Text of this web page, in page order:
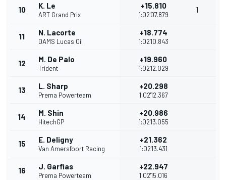
10 K. Le
ART Grand Prix
+15.810
1:02'07.879
1
11 N. Lacorte
DAMS Lucas Oil
+18.774
1:02'10.843
12 M. De Palo
Trident
+19.960
1:02'12.029
13 L. Sharp
Prema Powerteam
+20.298
1:02'12.367
14 M. Shin
HitechGP
+20.986
1:02'13.055
15 E. Deligny
Van Amersfoort Racing
+21.362
1:02'13.431
16 J. Garfias
Prema Powerteam
+22.947
1:02'15.016